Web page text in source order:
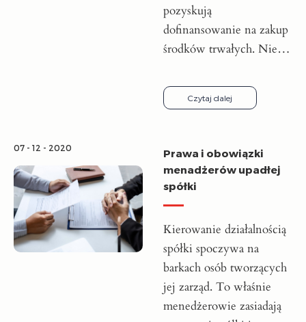
pozyskują
dofinansowanie na zakup
środków trwałych. Nie…
Czytaj dalej
07 - 12 - 2020
Prawa i obowiązki
menadżerów upadłej
spółki
Kierowanie działalnością
spółki spoczywa na
barkach osób tworzących
jej zarząd. To właśnie
menedżerowie zasiadają